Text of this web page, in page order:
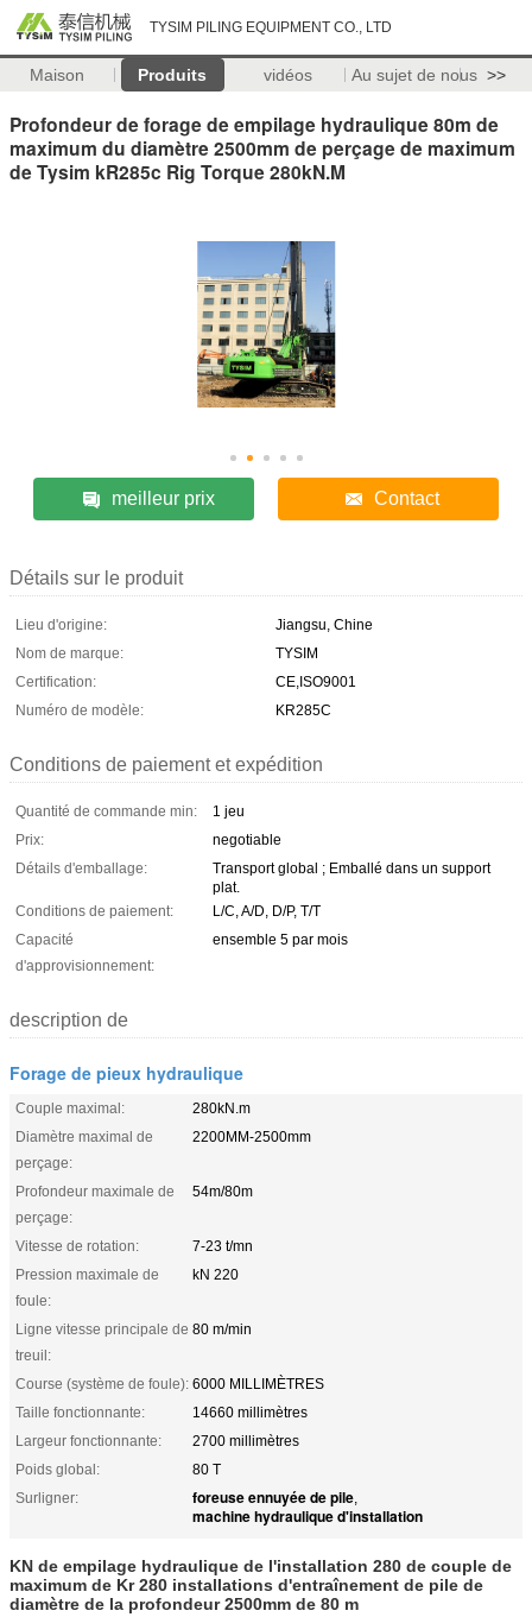
TYSIM PILING EQUIPMENT CO., LTD
Maison Produits vidéos Au sujet de nous >>
Profondeur de forage de empilage hydraulique 80m de
maximum du diamètre 2500mm de perçage de maximum
de Tysim kR285c Rig Torque 280kN.M
meilleur prix Contact
Détails sur le produit
Lieu d'origine:
Jiangsu, Chine
Nom de marque:
TYSIM
Certification:
CE,ISO9001
Numéro de modèle:
KR285C
Conditions de paiement et expédition
Quantité de commande min:
1 jeu
Prix:
negotiable
Détails d'emballage:
Transport global ; Emballé dans un support
plat.
Conditions de paiement:
L/C, A/D, D/P, T/T
Capacité
d'approvisionnement:
ensemble 5 par mois
description de
Forage de pieux hydraulique
Couple maximal:
280kN.m
Diamètre maximal de
perçage:
2200MM-2500mm
Profondeur maximale de
perçage:
54m/80m
Vitesse de rotation:
7-23 t/mn
Pression maximale de
foule:
kN 220
Ligne vitesse principale de
treuil:
80 m/min
Course (système de foule): 6000 MILLIMÈTRES
Taille fonctionnante:
14660 millimètres
Largeur fonctionnante:
2700 millimètres
Poids global:
80 T
Surligner:
foreuse ennuyée de pile,
machine hydraulique d'installation
KN de empilage hydraulique de l'installation 280 de couple de
maximum de Kr 280 installations d'entraînement de pile de
diamètre de la profondeur 2500mm de 80 m